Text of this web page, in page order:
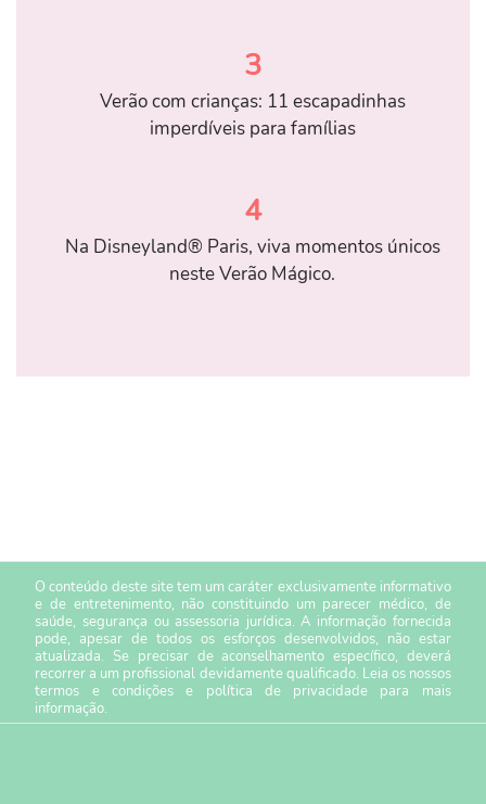
3
Verão com crianças: 11 escapadinhas
imperdíveis para famílias
4
Na Disneyland® Paris, viva momentos únicos
neste Verão Mágico.
O conteúdo deste site tem um caráter exclusivamente informativo
e de entretenimento, não constituindo um parecer médico, de
saúde, segurança ou assessoria jurídica. A informação fornecida
pode, apesar de todos os esforços desenvolvidos, não estar
atualizada. Se precisar de aconselhamento específico, deverá
recorrer a um profissional devidamente qualificado. Leia os nossos
termos e condiçõese política de privacidade para mais
informação.